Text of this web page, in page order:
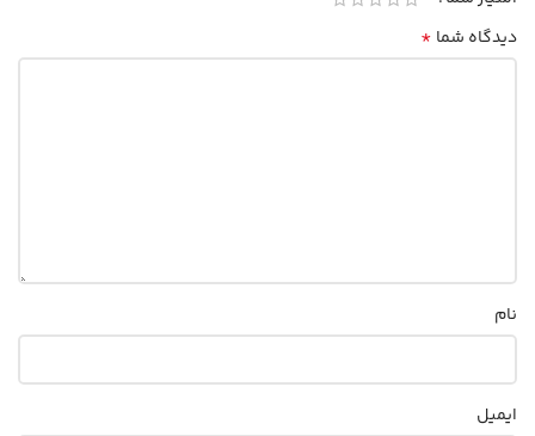
دیدگاه شما *
نام
ایمیل